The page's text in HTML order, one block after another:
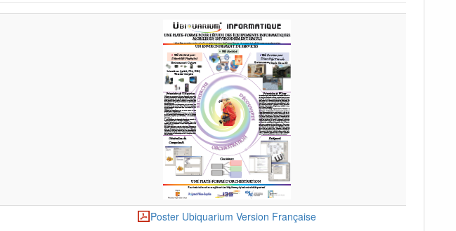
Poster Ubiquarium Version Française